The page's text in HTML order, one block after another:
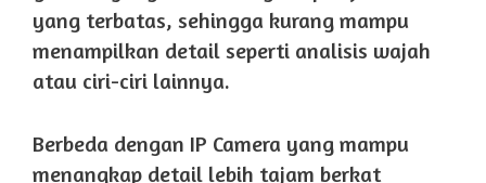
yang terbatas, sehingga kurang mampu
menampilkan detail seperti analisis wajah
atau ciri-ciri lainnya.
Berbeda dengan IP Camera yang mampu
menangkap detail lebih tajam berkat